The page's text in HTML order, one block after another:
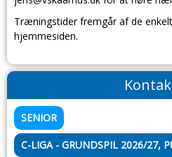
Træningstider fremgår af de
hjemmesiden.
SENIOR
C-LIGA - GRUNDSPIL 2026/27,